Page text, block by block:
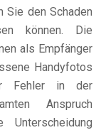
Sie den Schaden
können. Die
als Empfänger
Handyfotos
Fehler in der
Anspruch
Unterscheidung